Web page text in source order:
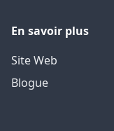
En savoir plus
Site Web
Blogue